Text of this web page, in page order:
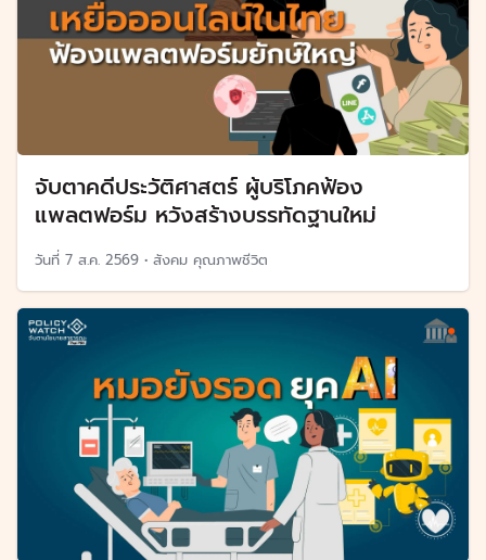
จับตาคดีประวัติศาสตร์ ผู้บริโภคฟ้อง
แพลตฟอร์ม หวังสร้างบรรทัดฐานใหม่
วันที่ 7 ส.ค. 2569 • สังคม คุณภาพชีวิต